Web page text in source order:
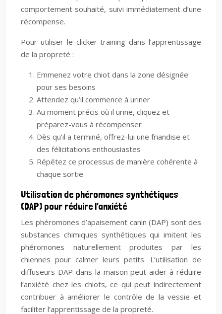
comportement souhaité, suivi immédiatement d’une
récompense.
Pour utiliser le clicker training dans l’apprentissage
de la propreté :
Emmenez votre chiot dans la zone désignée
pour ses besoins
Attendez qu’il commence à uriner
Au moment précis où il urine, cliquez et
préparez-vous à récompenser
Dès qu’il a terminé, offrez-lui une friandise et
des félicitations enthousiastes
Répétez ce processus de manière cohérente à
chaque sortie
Utilisation de phéromones synthétiques
(DAP) pour réduire l’anxiété
Les phéromones d’apaisement canin (DAP) sont des
substances chimiques synthétiques qui imitent les
phéromones naturellement produites par les
chiennes pour calmer leurs petits. L’utilisation de
diffuseurs DAP dans la maison peut aider à réduire
l’anxiété chez les chiots, ce qui peut indirectement
contribuer à améliorer le contrôle de la vessie et
faciliter l’apprentissage de la propreté.